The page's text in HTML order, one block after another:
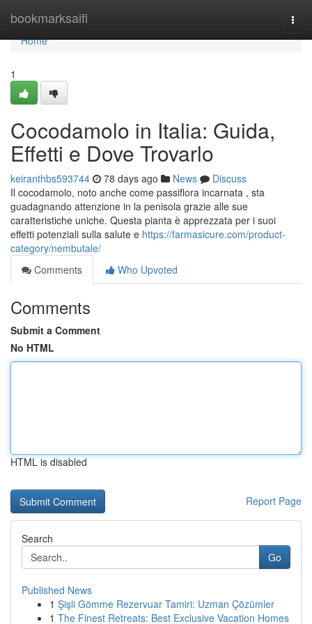
bookmarksaifi
Home
Home
1
Cocodamolo in Italia: Guida,
Effetti e Dove Trovarlo
keiranthbs593744 78 days ago News
Discuss
Il cocodamolo, noto anche come passiflora incarnata , sta
guadagnando attenzione in la penisola grazie alle sue
caratteristiche uniche. Questa pianta è apprezzata per i suoi
effetti potenziali sulla salute e https://farmasicure.com/product-
category/nembutale/
Comments
Who Upvoted
Comments
Submit a Comment
No HTML
HTML is disabled
Report Page
Search
Go
Published News
1 Şişli Gömme Rezervuar Tamiri: Uzman Çözümler
1 The Finest Retreats: Best Exclusive Vacation Homes